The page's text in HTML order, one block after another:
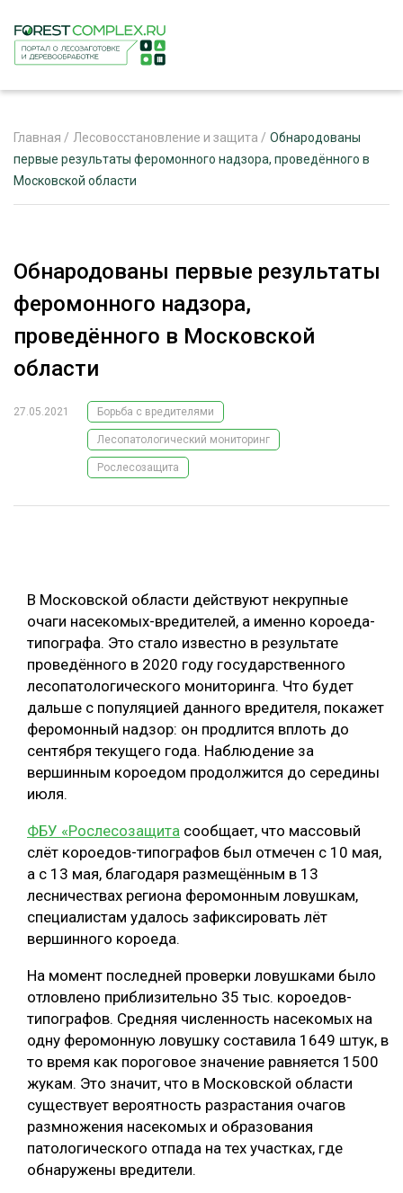
ЖУРНАЛ «ЛЕСНОЙ КОМПЛЕКС»
ЛЕСНОЕ ХОЗЯЙСТВО
ОБРАБОТКА ДРЕВЕСИНЫ
ЦИФРОВАЯ СРЕДА
ЦБП
КОМПЛЕКСНАЯ ПЕРЕРАБОТКА
ЛЕСОПИЛЕНИЕ
ДЕРЕВЯННОЕ ДОМОСТРОЕНИЕ
БЕЗОПАСНОЕ ПРОИЗВОДСТВО
СОРТИРОВКА ДРЕВЕСИНЫ
СУШКА ДРЕВЕСИНЫ
МЕБЕЛЬНОЕ ПРОИЗВОДСТВО
ЭКСПЕРТНОЕ МНЕНИЕ
Главная / Лесовосстановление и защита / Обнародованы
первые результаты феромонного надзора, проведённого в
Московской области
Обнародованы первые результаты
феромонного надзора,
проведённого в Московской
области
27.05.2021 Борьба с вредителями
Лесопатологический мониторинг
Рослесозащита
В Московской области действуют некрупные
очаги насекомых-вредителей, а именно короеда-
типографа. Это стало известно в результате
проведённого в 2020 году государственного
лесопатологического мониторинга. Что будет
дальше с популяцией данного вредителя, покажет
феромонный надзор: он продлится вплоть до
сентября текущего года. Наблюдение за
вершинным короедом продолжится до середины
июля.
ФБУ «Рослесозащита сообщает, что массовый
слёт короедов-типографов был отмечен с 10 мая,
а с 13 мая, благодаря размещённым в 13
лесничествах региона феромонным ловушкам,
специалистам удалось зафиксировать лёт
вершинного короеда.
На момент последней проверки ловушками было
отловлено приблизительно 35 тыс. короедов-
типографов. Средняя численность насекомых на
одну феромонную ловушку составила 1649 штук, в
то время как пороговое значение равняется 1500
жукам. Это значит, что в Московской области
существует вероятность разрастания очагов
размножения насекомых и образования
патологического отпада на тех участках, где
обнаружены вредители.